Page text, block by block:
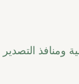
ومنافذ التصدير